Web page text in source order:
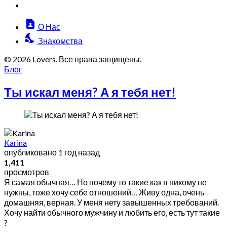
contact_page О Нас
nights_stay Знакомства
© 2026 Lovers. Все права защищены.
Блог
Ты искал меня? А я тебя нет!
Karina
опубликовано 1 год назад
1,411
просмотров
Я самая обычная… Но почему то такие как я никому не
нужны, тоже хочу себе отношений… Живу одна, очень
домашняя, верная. У меня нету завышенных требований.
Хочу найти обычного мужчину и любить его, есть тут такие
?